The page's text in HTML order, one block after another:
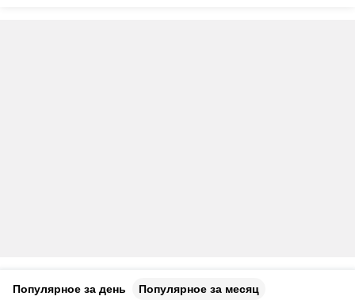
Популярное за день Популярное за месяц